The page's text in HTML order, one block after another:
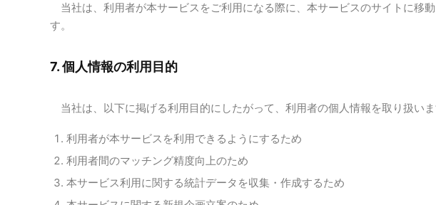
当社は、利用者が本サービスをご利用になる際に、本サービスのサイトに移
す。
7. 個人情報の利用目的
当社は、以下に掲げる利用目的にしたがって、利用者の個人情報を取り扱いま
利用者が本サービスを利用できるようにするため
利用者間のマッチング精度向上のため
本サービス利用に関する統計データを収集・作成するため